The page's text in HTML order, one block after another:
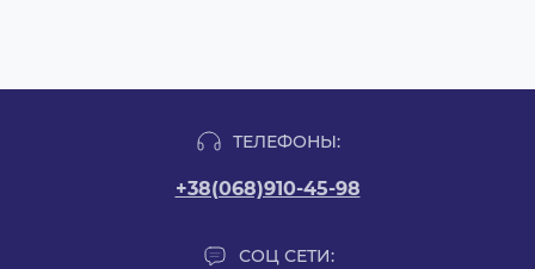
ТЕЛЕФОНЫ:
+38(068)910-45-98
СОЦ СЕТИ: